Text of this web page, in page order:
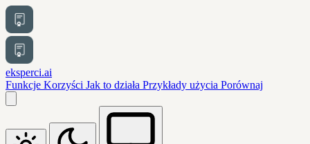
eksperci.ai
Funkcje Korzyści Jak to działa Przykłady użycia Porównaj